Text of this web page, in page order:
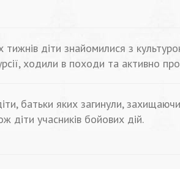
діти знайомилися з
ходили в походи та активно
батьки яких загинули,
діти учасників бойових дій.